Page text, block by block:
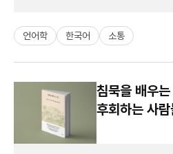
언어학 한국어 소통
침묵을 배우
후회하는 사람